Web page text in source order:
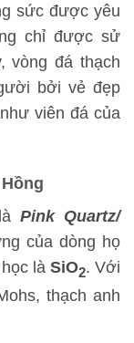
sức được yêu
chỉ được sử
vòng đá thạch
bởi vẻ đẹp
viên đá của
Pink Quartz/
của dòng họ
là SiO2. Với
thạch anh